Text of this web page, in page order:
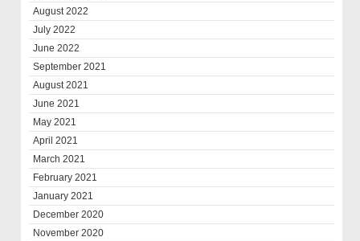
August 2022
July 2022
June 2022
September 2021
August 2021
June 2021
May 2021
April 2021
March 2021
February 2021
January 2021
December 2020
November 2020